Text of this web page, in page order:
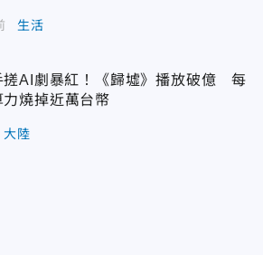
生活
搓AI劇暴紅！《歸墟》播放破億 每
力燒掉近萬台幣
大陸